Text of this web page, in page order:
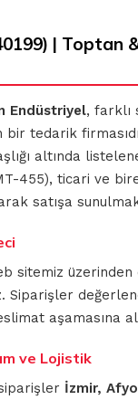
| Toptan
Endüstriyel, farklı
tedarik
altında
455), ticari ve
satışa
sitemiz üzerinden
Siparişler
aşamasına
ve Lojistik
İzmir,